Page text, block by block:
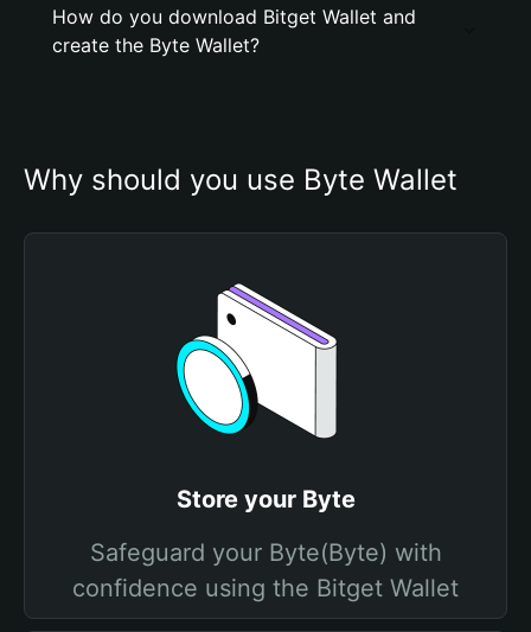
How do you download Bitget Wallet and
create the Byte Wallet?
Why should you use Byte Wallet
Store your Byte
Safeguard your Byte(Byte) with
confidence using the Bitget Wallet